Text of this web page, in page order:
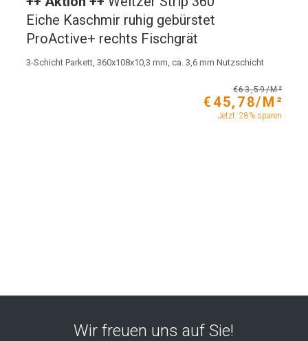
Eiche Kaschmir ruhig gebürstet
ProActive+ rechts Fischgrät
3-Schicht Parkett, 360x108x10,3 mm, ca. 3,6 mm Nutzschicht
€63,59/M²
€45,78/M²
Jetzt: 28% sparen
Wir freuen uns auf Sie!